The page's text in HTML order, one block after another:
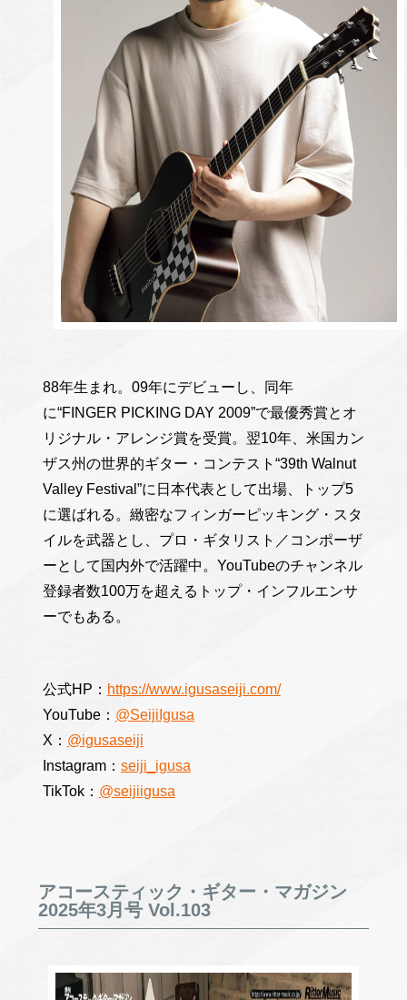
88年生まれ。09年にデビューし、同年
に“FINGER PICKING DAY 2009”で最優秀賞とオ
リジナル・アレンジ賞を受賞。翌10年、米国カン
ザス州の世界的ギター・コンテスト“39th Walnut
Valley Festival”に日本代表として出場、トップ5
に選ばれる。緻密なフィンガーピッキング・スタ
イルを武器とし、プロ・ギタリスト／コンポーザ
ーとして国内外で活躍中。YouTubeのチャンネル
登録者数100万を超えるトップ・インフルエンサ
ーでもある。
公式HP： https://www.igusaseiji.com/
YouTube： @SeijiIgusa
X： @igusaseiji
Instagram： seiji_igusa
TikTok： @seijiigusa
アコースティック・ギター・マガジン
2025年3月号 Vol.103